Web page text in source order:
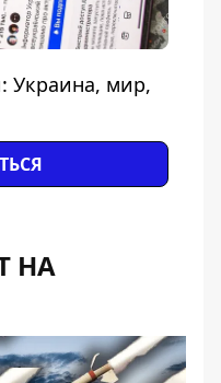
Украина, мир,
НА